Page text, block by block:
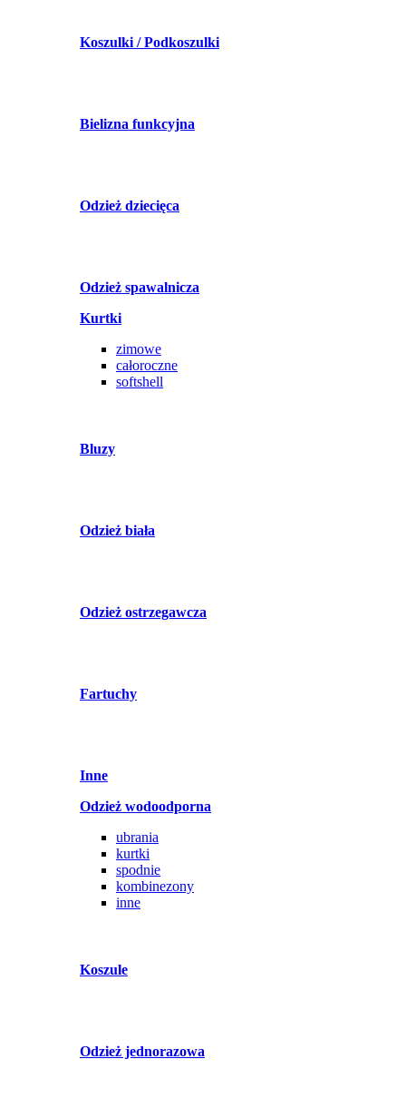
Koszulki / Podkoszulki
Bielizna funkcyjna
Odzież dziecięca
Odzież spawalnicza
Kurtki
zimowe
całoroczne
softshell
Bluzy
Odzież biała
Odzież ostrzegawcza
Fartuchy
Inne
Odzież wodoodporna
ubrania
kurtki
spodnie
kombinezony
inne
Koszule
Odzież jednorazowa